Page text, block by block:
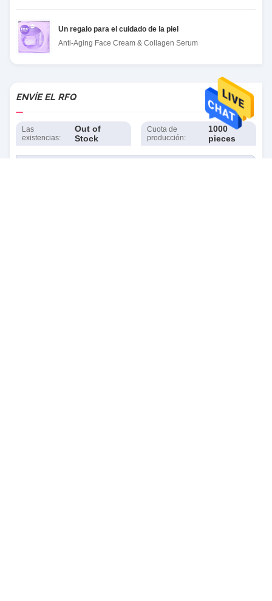
Un regalo para el cuidado de la piel
Anti-Aging Face Cream & Collagen Serum
ENVÍE EL RFQ
Las
existencias:
Out of
Stock
Cuota de
producción:
1000
pieces